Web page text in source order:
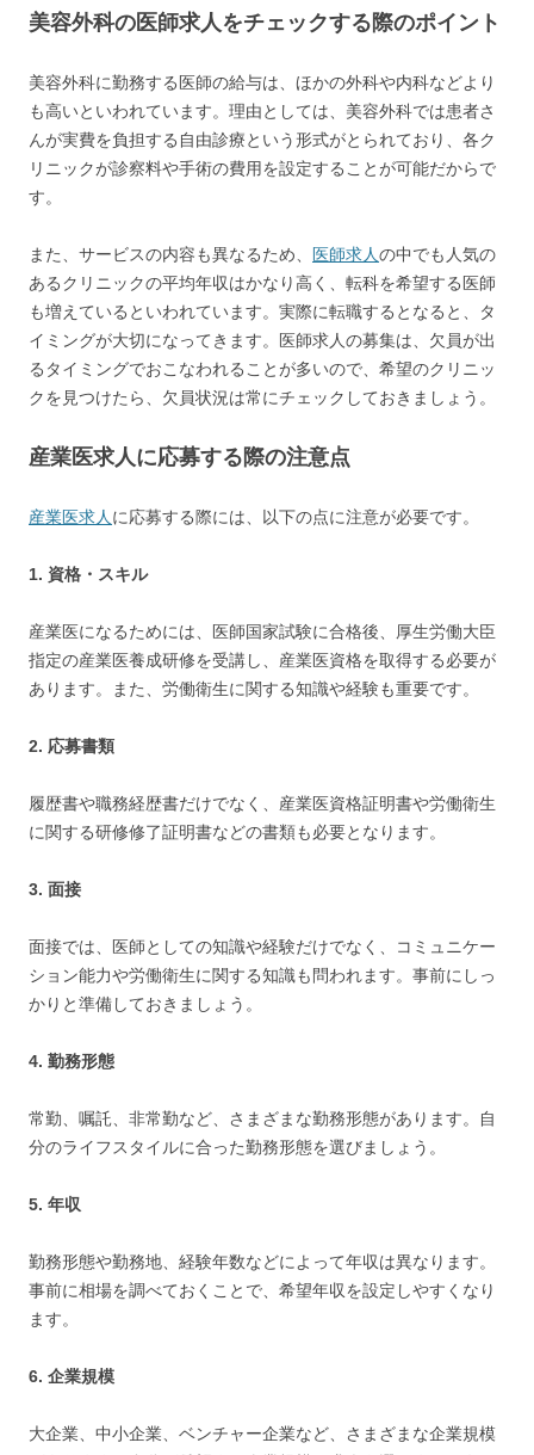
美容外科の医師求人をチェックする際のポイント
美容外科に勤務する医師の給与は、ほかの外科や内科などより
も高いといわれています。理由としては、美容外科では患者さ
んが実費を負担する自由診療という形式がとられており、各ク
リニックが診察料や手術の費用を設定することが可能だからで
す。
また、サービスの内容も異なるため、 医師求人の中でも人気の
あるクリニックの平均年収はかなり高く、転科を希望する医師
も増えているといわれています。実際に転職するとなると、タ
イミングが大切になってきます。医師求人の募集は、欠員が出
るタイミングでおこなわれることが多いので、希望のクリニッ
クを見つけたら、欠員状況は常にチェックしておきましょう。
産業医求人に応募する際の注意点
産業医求人 に応募する際には、以下の点に注意が必要です。
1. 資格・スキル
産業医になるためには、医師国家試験に合格後、厚生労働大臣
指定の産業医養成研修を受講し、産業医資格を取得する必要が
あります。また、労働衛生に関する知識や経験も重要です。
2. 応募書類
履歴書や職務経歴書だけでなく、産業医資格証明書や労働衛生
に関する研修修了証明書などの書類も必要となります。
3. 面接
面接では、医師としての知識や経験だけでなく、コミュニケー
ション能力や労働衛生に関する知識も問われます。事前にしっ
かりと準備しておきましょう。
4. 勤務形態
常勤、嘱託、非常勤など、さまざまな勤務形態があります。自
分のライフスタイルに合った勤務形態を選びましょう。
5. 年収
勤務形態や勤務地、経験年数などによって年収は異なります。
事前に相場を調べておくことで、希望年収を設定しやすくなり
ます。
6. 企業規模
大企業、中小企業、ベンチャー企業など、さまざまな企業規模